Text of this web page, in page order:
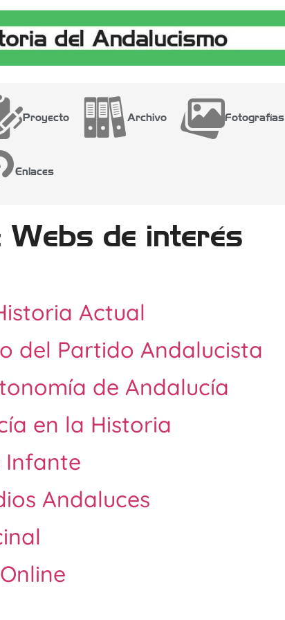
Proyecto Archivo Fotografías
Enlaces
Webs de interés
Actual
del Partido Andalucista
de Andalucía
en la Historia
Infante
Andaluces